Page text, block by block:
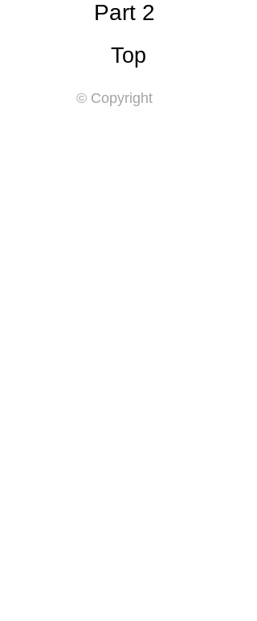
Part 2
Top
© Copyright